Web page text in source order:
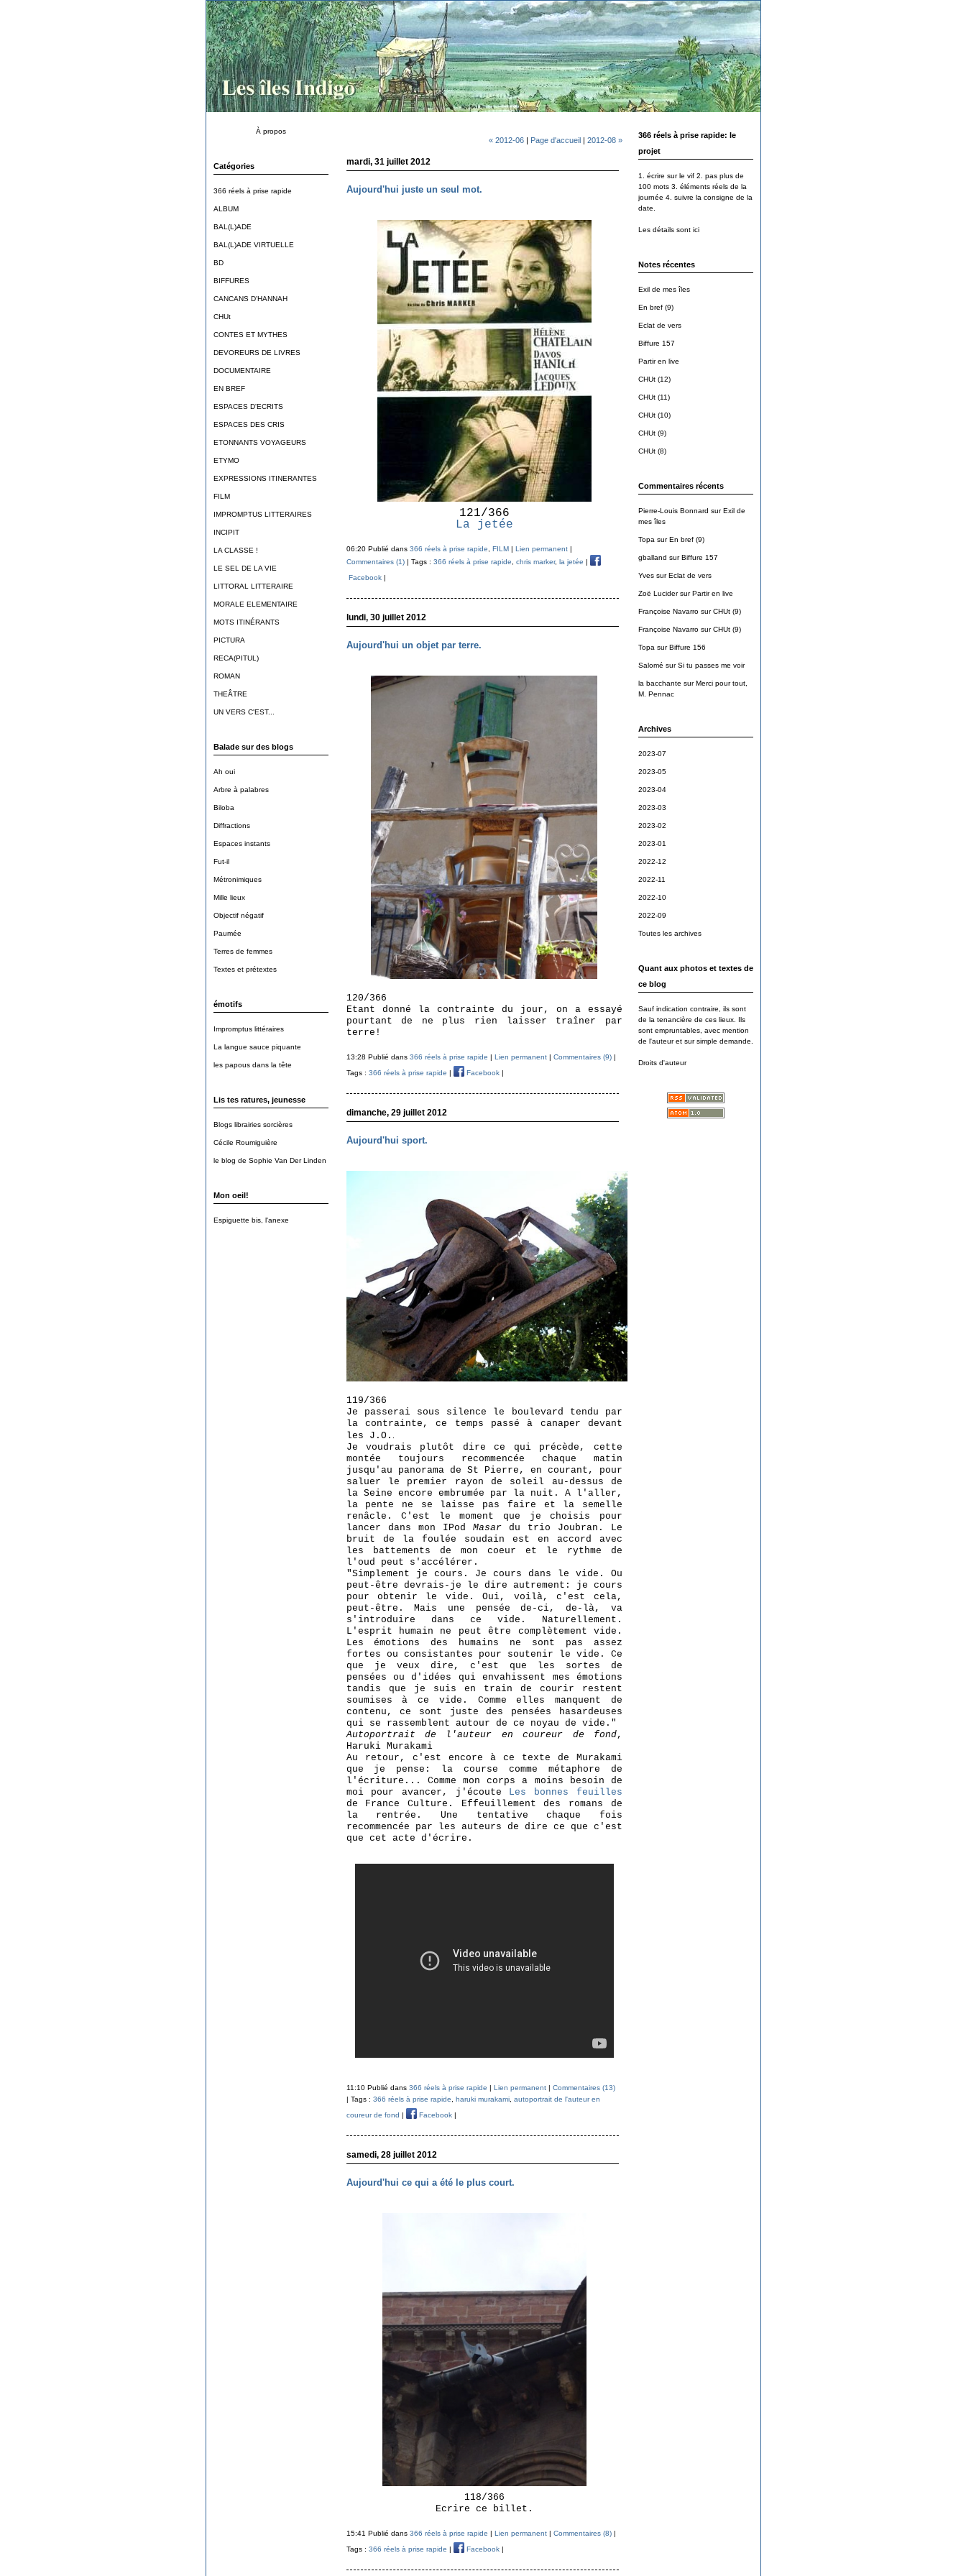
À propos
Catégories
366 réels à prise rapide
ALBUM
BAL(L)ADE
BAL(L)ADE VIRTUELLE
BD
BIFFURES
CANCANS D'HANNAH
CHUt
CONTES ET MYTHES
DEVOREURS DE LIVRES
DOCUMENTAIRE
EN BREF
ESPACES D'ECRITS
ESPACES DES CRIS
ETONNANTS VOYAGEURS
ETYMO
EXPRESSIONS ITINERANTES
FILM
IMPROMPTUS LITTERAIRES
INCIPIT
LA CLASSE !
LE SEL DE LA VIE
LITTORAL LITTERAIRE
MORALE ELEMENTAIRE
MOTS ITINÉRANTS
PICTURA
RECA(PITUL)
ROMAN
THEÂTRE
UN VERS C'EST...
Balade sur des blogs
Ah oui
Arbre à palabres
Biloba
Diffractions
Espaces instants
Fut-il
Métronimiques
Mille lieux
Objectif négatif
Paumée
Terres de femmes
Textes et prétextes
émotifs
Impromptus littéraires
La langue sauce piquante
les papous dans la tête
Lis tes ratures, jeunesse
Blogs librairies sorcières
Cécile Roumiguière
le blog de Sophie Van Der Linden
Mon oeil!
Espiguette bis, l'anexe
366 réels à prise rapide: le
projet
1. écrire sur le vif 2. pas plus de
100 mots 3. éléments réels de la
journée 4. suivre la consigne de la
date.
Les détails sont ici
Notes récentes
Exil de mes îles
En bref (9)
Eclat de vers
Biffure 157
Partir en live
CHUt (12)
CHUt (11)
CHUt (10)
CHUt (9)
CHUt (8)
Commentaires récents
Pierre-Louis Bonnard surExil de
mes îles
Topa surEn bref (9)
gballand surBiffure 157
YvessurEclat de vers
Zoë LucidersurPartir en live
Françoise NavarrosurCHUt (9)
Françoise NavarrosurCHUt (9)
Topa surBiffure 156
Salomé surSi tu passes me voir
la bacchante surMerci pour tout,
M. Pennac
Archives
2023-07
2023-05
2023-04
2023-03
2023-02
2023-01
2022-12
2022-11
2022-10
2022-09
Toutes les archives
Quant aux photos et textes de
ce blog
Sauf indication contraire, ils sont
de la tenancière de ces lieux. Ils
sont empruntables, avec mention
de l'auteur et sur simple demande.
Droits d'auteur
« 2012-06| Page d'accueil| 2012-08 »
mardi, 31 juillet 2012
Aujourd'hui juste un seul mot.
121/366
La jetée
06:20 Publié dans 366 réels à prise rapide, FILM| Lien permanent|
Commentaires (1)| Tags : 366 réels à prise rapide, chris marker, la jetée |
Facebook|
lundi, 30 juillet 2012
Aujourd'hui un objet par terre.
120/366
Etant donné la contrainte du jour, on a essayé
pourtant de ne plus rien laisser traîner par
terre!
13:28 Publié dans 366 réels à prise rapide | Lien permanent| Commentaires (9)|
Tags : 366 réels à prise rapide | Facebook|
dimanche, 29 juillet 2012
Aujourd'hui sport.
119/366
Je passerai sous silence le boulevard tendu par
la contrainte, ce temps passé à canaper devant
les J.O.
Je voudrais plutôt dire ce qui précède, cette
montée toujours recommencée chaque matin
jusqu'au panorama de St Pierre, en courant, pour
saluer le premier rayon de soleil au-dessus de
la Seine encore embrumée par la nuit. A l'aller,
la pente ne se laisse pas faire et la semelle
renâcle. C'est le moment que je choisis pour
lancer dans mon IPod Masardu trio Joubran. Le
bruit de la foulée soudain est en accord avec
les battements de mon coeur et le rythme de
l'oud peut s'accélérer.
"Simplement je cours. Je cours dans le vide. Ou
peut-être devrais-je le dire autrement: je cours
pour obtenir le vide. Oui, voilà, c'est cela,
peut-être. Mais une pensée de-ci, de-là, va
s'introduire dans ce vide. Naturellement.
L'esprit humain ne peut être complètement vide.
Les émotions des humains ne sont pas assez
fortes ou consistantes pour soutenir le vide. Ce
que je veux dire, c'est que les sortes de
pensées ou d'idées qui envahissent mes émotions
tandis que je suis en train de courir restent
soumises à ce vide. Comme elles manquent de
contenu, ce sont juste des pensées hasardeuses
qui se rassemblent autour de ce noyau de vide."
Autoportrait de l'auteur en coureur de fond,
Haruki Murakami
Au retour, c'est encore à ce texte de Murakami
que je pense: la course comme métaphore de
l'écriture... Comme mon corps a moins besoin de
moi pour avancer, j'écoute Les bonnes feuilles
de France Culture. Effeuillement des romans de
la rentrée. Une tentative chaque fois
recommencée par les auteurs de dire ce que c'est
que cet acte d'écrire.
11:10 Publié dans 366 réels à prise rapide Lien permanent| Commentaires (13)
| Tags : 366 réels à prise rapide, haruki murakami, autoportrait de l'auteur en
coureur de fond
Facebook|
samedi, 28 juillet 2012
Aujourd'hui ce qui a été le plus court.
118/366
Ecrire ce billet.
15:41 Publié dans 366 réels à prise rapide | Lien permanent| Commentaires (8)|
Tags : 366 réels à prise rapide | Facebook|